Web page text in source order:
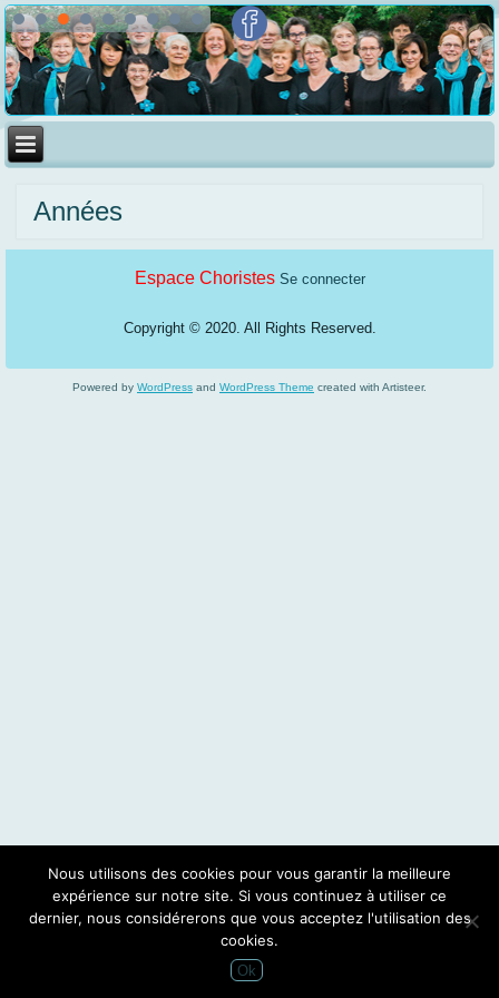
Années
Espace Choristes Se connecter
Copyright © 2020. All Rights Reserved.
Powered by WordPress and WordPress Theme created with Artisteer.
Nous utilisons des cookies pour vous garantir la meilleure
expérience sur notre site. Si vous continuez à utiliser ce
dernier, nous considérerons que vous acceptez l'utilisation des
cookies.
Ok